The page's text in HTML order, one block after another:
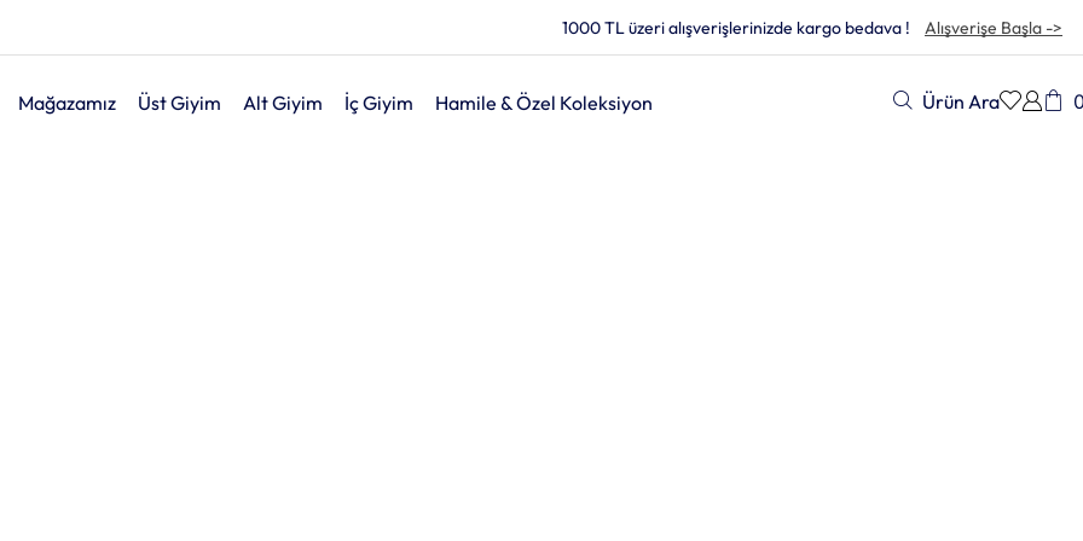
1000 TL üzeri alışverişlerinizde kargo bedava ! Alışverişe Başla ->
Mağazamız Üst Giyim Alt Giyim İç Giyim Hamile & Özel Koleksiyon Ürün Ara